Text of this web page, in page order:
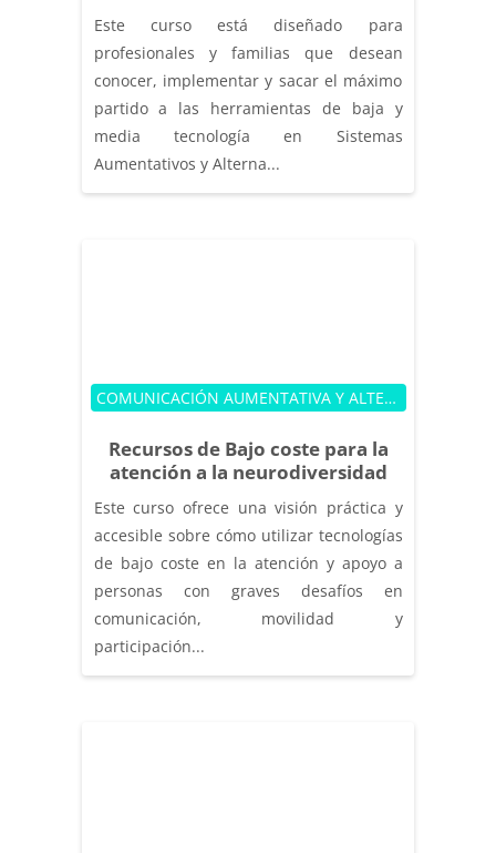
Este curso está diseñado para
profesionales y familias que desean
conocer, implementar y sacar el máximo
partido a las herramientas de baja y
media tecnología en Sistemas
Aumentativos y Alterna...
Recursos de Bajo coste para la
atención a la neurodiversidad
Categoría de cursos COMUNICACIÓN AUMENTATIVA Y ALTERNATIVA
Este curso ofrece una visión práctica y
accesible sobre cómo utilizar tecnologías
de bajo coste en la atención y apoyo a
personas con graves desafíos en
comunicación, movilidad y
participación...